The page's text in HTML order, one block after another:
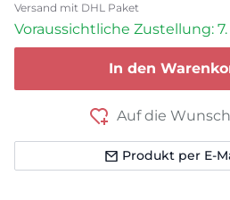
Versand mit DHL Paket
Voraussichtliche Zustellung: 7.
In den
Auf die
Produkt per E-